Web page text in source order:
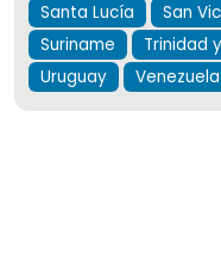
Santa Lucía
San
Suriname
Trinidad
Uruguay
Venezuela